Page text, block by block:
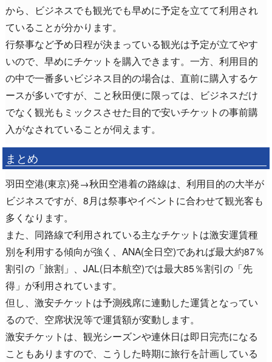
から、ビジネスでも観光でも早めに予定を立てて利用され
ていることが分かります。
行祭事など予め日程が決まっている観光は予定が立てやす
いので、早めにチケットを購入できます。一方、利用目的
の中で一番多いビジネス目的の場合は、直前に購入するケ
ースが多いですが、こと秋田便に限っては、ビジネスだけ
でなく観光もミックスさせた目的で安いチケットの事前購
入がなされていることが伺えます。
まとめ
羽田空港(東京)発→秋田空港着の路線は、利用目的の大半が
ビジネスですが、8月は祭事やイベントに合わせて観光客も
多くなります。
また、同路線で利用されている主なチケットは激安運賃種
別を利用する傾向が強く、ANA(全日空)であれば最大約87％
割引の「旅割」、JAL(日本航空)では最大85％割引の「先
得」が利用されています。
但し、激安チケットは予測残席に連動した運賃となってい
るので、空席状況等で運賃額が変動します。
激安チケットは、観光シーズンや連休日は即日完売になる
こともありますので、こうした時期に旅行を計画している